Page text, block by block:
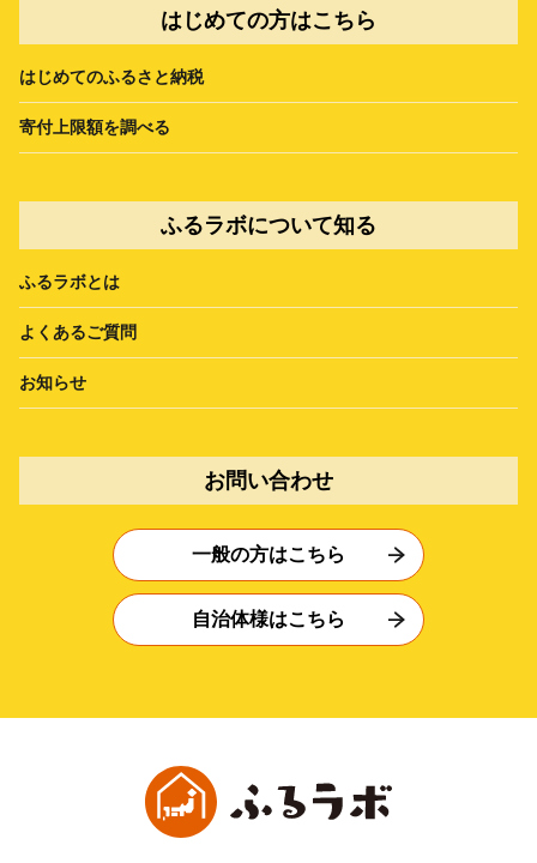
はじめての方はこちら
はじめてのふるさと納税
寄付上限額を調べる
ふるラボについて知る
ふるラボとは
よくあるご質問
お知らせ
お問い合わせ
一般の方はこちら
自治体様はこちら